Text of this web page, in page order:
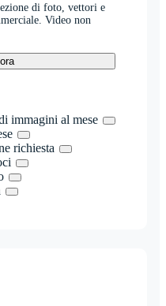
di foto, vettori e
Video non
immagini al mese
richiesta